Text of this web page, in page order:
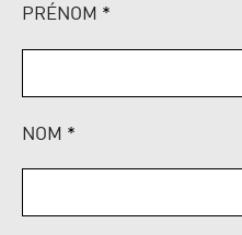
PRÉNOM *
NOM *